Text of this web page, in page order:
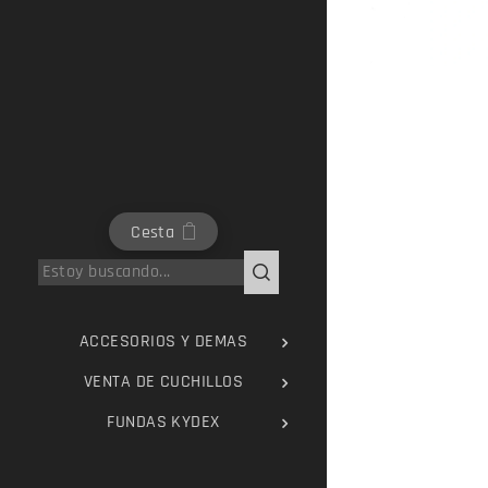
Cesta
ACCESORIOS Y DEMAS
VENTA DE CUCHILLOS
FUNDAS KYDEX